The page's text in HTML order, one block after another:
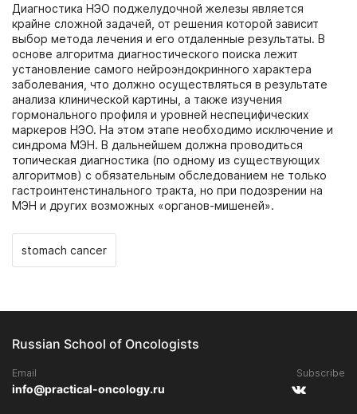
Диагностика НЭО поджелудочной железы является
крайне сложной задачей, от решения которой зависит
выбор метода лечения и его отдаленные результаты. В
основе алгоритма диагностического поиска лежит
установление самого нейроэндокринного характера
заболевания, что должно осуществляться в результате
анализа клинической картины, а также изучения
гормонального профиля и уровней неспецифических
маркеров НЭО. На этом этапе необходимо исключение и
синдрома МЭН. В дальнейшем должна проводиться
топическая диагностика (по одному из существующих
алгоритмов) с обязательным обследованием не только
гастроинтенстинального тракта, но при подозрении на
МЭН и других возможных «органов-мишеней».
stomach cancer
Russian School of Oncologists
Email
info@practical-oncology.ru
Subscribe